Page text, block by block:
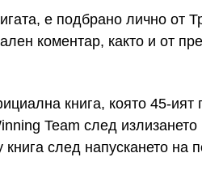
е подбрано лично от
коментар, както и от
книга, която 45-ият
Team след
след напускането на